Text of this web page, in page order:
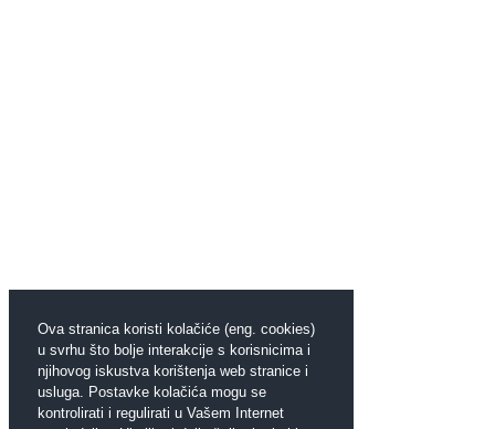
Ova stranica koristi kolačiće (eng. cookies)
u svrhu što bolje interakcije s korisnicima i
njihovog iskustva korištenja web stranice i
usluga. Postavke kolačića mogu se
kontrolirati i regulirati u Vašem Internet